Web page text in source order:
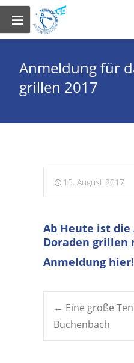
Anmeldung für
grillen 2017
15. August 2017
Ab Heute ist
Doraden grillen
Anmeldung hier!
Post
← Eine große
Buchenbach